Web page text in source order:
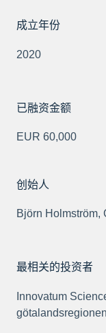
成立年份
2020
已融资金额
EUR 60,000
创始人
Björn Holmström,
最相关的投资者
Innovatum